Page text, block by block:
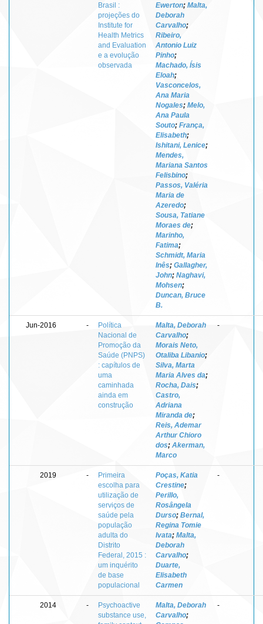
Brasil :
projeções do
Institute for
Health Metrics
and Evaluation
e a evolução
observada
Ewerton; Malta,
Deborah
Carvalho;
Ribeiro,
Antonio Luiz
Pinho;
Machado, Ísis
Eloah;
Vasconcelos,
Ana Maria
Nogales; Melo,
Ana Paula
Souto; França,
Elisabeth;
Ishitani, Lenice;
Mendes,
Mariana Santos
Felisbino;
Passos, Valéria
Maria de
Azeredo;
Sousa, Tatiane
Moraes de;
Marinho,
Fatima;
Schmidt, Maria
Inês; Gallagher,
John; Naghavi,
Mohsen;
Duncan, Bruce
B.
Jun-2016 -
Política
Nacional de
Promoção da
Saúde (PNPS)
: capítulos de
uma
caminhada
ainda em
construção
Malta, Deborah
Carvalho;
Morais Neto,
Otaliba Libanio;
Silva, Marta
Maria Alves da;
Rocha, Dais;
Castro,
Adriana
Miranda de;
Reis, Ademar
Arthur Chioro
dos; Akerman,
Marco
-
2019 -
Primeira
escolha para
utilização de
serviços de
saúde pela
população
adulta do
Distrito
Federal, 2015 :
um inquérito
de base
populacional
Poças, Katia
Crestine;
Perillo,
Rosângela
Durso; Bernal,
Regina Tomie
Ivata; Malta,
Deborah
Carvalho;
Duarte,
Elisabeth
Carmen
-
2014 -
Psychoactive
substance use,
Malta, Deborah
Carvalho;
-